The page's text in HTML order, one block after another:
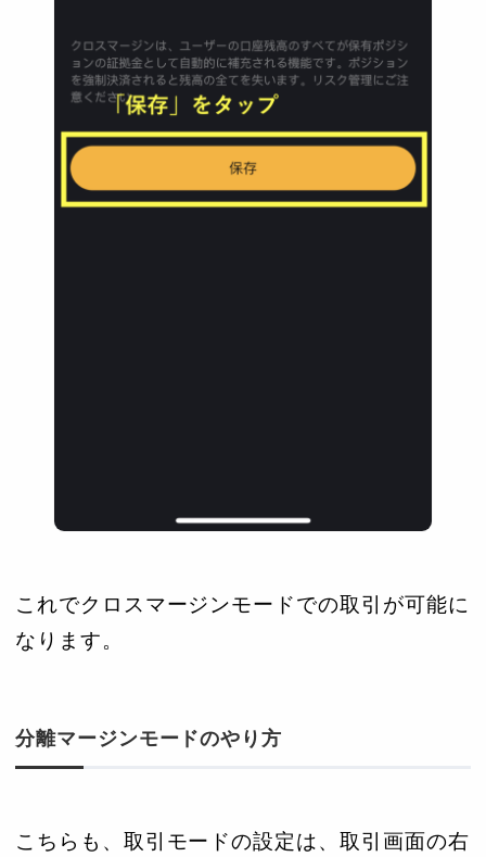
これでクロスマージンモードでの取引が可能に
なります。
分離マージンモードのやり方
こちらも、取引モードの設定は、取引画面の右